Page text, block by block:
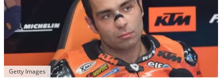
Getty Images